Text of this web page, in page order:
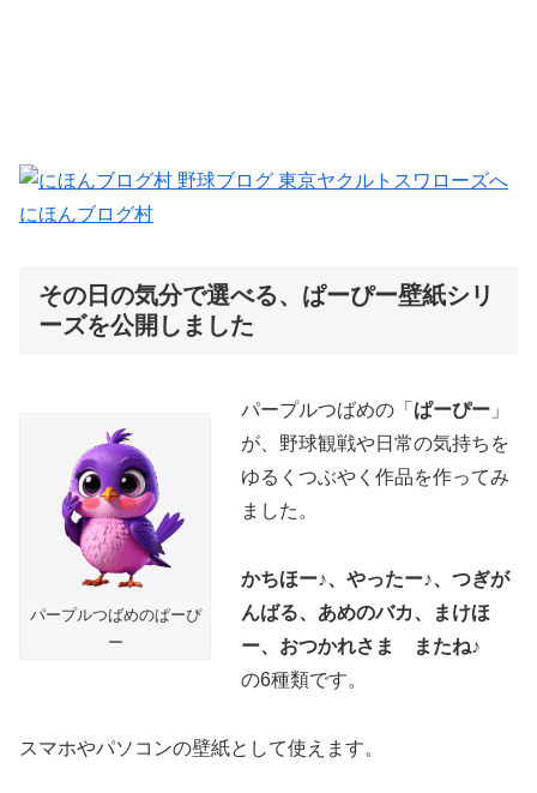
にほんブログ村
その日の気分で選べる、ぱーぴー壁紙シリ
ーズを公開しました
パープルつばめのぱーぴ
ー
パープルつばめの「 ぱーぴー 」
が、野球観戦や日常の気持ちを
ゆるくつぶやく作品を作ってみ
ました。
かちほー♪、やったー♪、つぎが
んばる、あめのバカ、まけほ
ー、おつかれさま またね♪
の6種類です。
スマホやパソコンの壁紙として使えます。